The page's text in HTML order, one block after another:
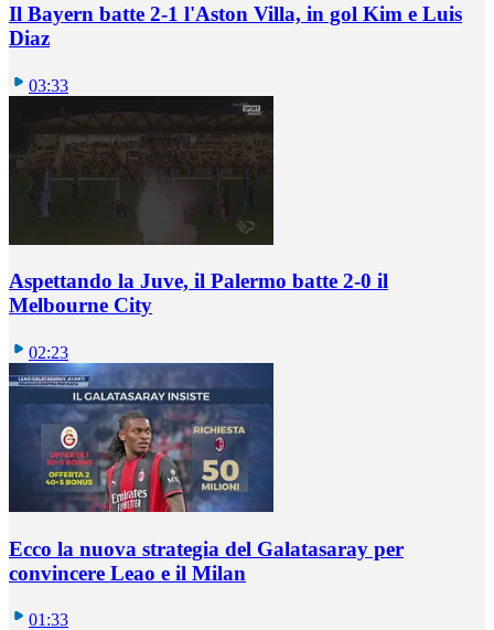
Il Bayern batte 2-1 l'Aston Villa, in gol Kim e Luis
Diaz
03:33
Aspettando la Juve, il Palermo batte 2-0 il
Melbourne City
02:23
Ecco la nuova strategia del Galatasaray per
convincere Leao e il Milan
01:33